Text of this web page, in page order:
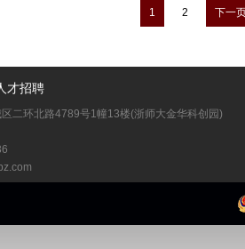
1 2 下一
才招聘
二环北路4789号1幢13楼(浙师大金华科创园)